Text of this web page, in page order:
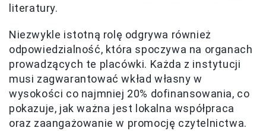
literatury.
Niezwykle istotną rolę odgrywa również
odpowiedzialność, która spoczywa na organach
prowadzących te placówki. Każda z instytucji
musi zagwarantować wkład własny w
wysokości co najmniej 20% dofinansowania, co
pokazuje, jak ważna jest lokalna współpraca
oraz zaangażowanie w promocję czytelnictwa.